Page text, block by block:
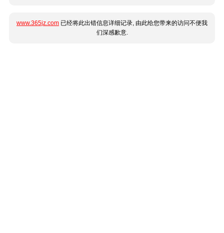
www.365jz.com 已经将此出错信息详细记录, 由此给您带来的访问不便我
们深感歉意.